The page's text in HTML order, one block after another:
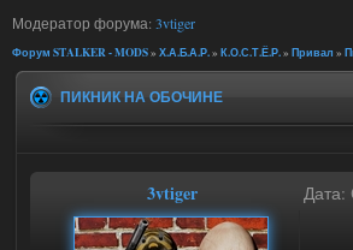
Модератор форума: 3vtiger
Форум STALKER - MODS» Х.А.Б.А.Р.» К.О.С.Т.Ё.Р.» Привал »
ПИКНИК НА ОБОЧИНЕ
3vtiger Дата: